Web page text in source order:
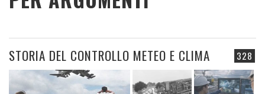
328
STORIA DEL CONTROLLO METEO E CLIMA